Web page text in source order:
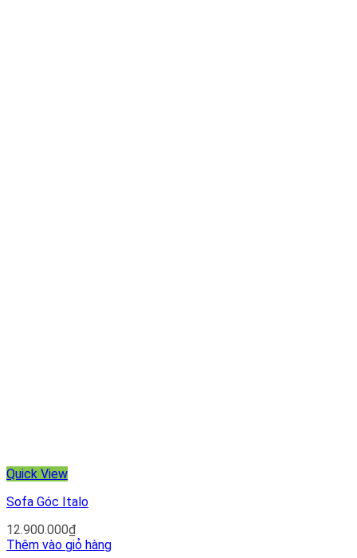
Quick View
Sofa Góc Italo
12.900.000₫
Thêm vào giỏ hàng